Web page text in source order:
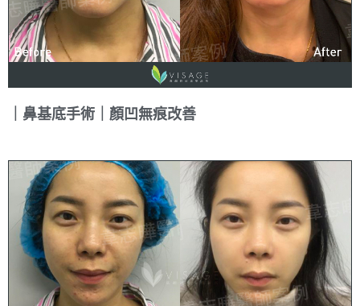
｜鼻基底手術｜顏凹無痕改善